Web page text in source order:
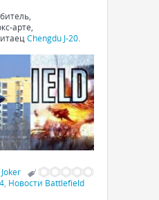
арте,
Chengdu J-20
Joker
Новости Battlefield